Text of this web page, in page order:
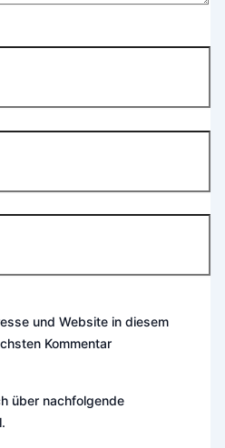
und Website in diesem
Kommentar
über nachfolgende